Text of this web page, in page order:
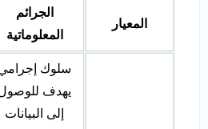
المعيار
الجرائم
المعلوماتية
سلوك
يهدف
إلى البيانات